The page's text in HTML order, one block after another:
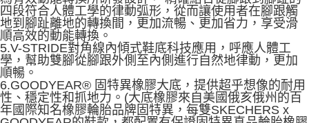
四段符合人體工學的律動弧形，從而讓使用者在腳跟觸
地到腳趾離地的轉換間，更加流暢、更加省力，享受滑
順高效的動能轉換。
5.V-STRIDE對角線內傾式鞋底科技應用，呼應人體工
學，幫助雙腳從腳跟外側至內側進行自然地律動，更加
順暢。
6.GOODYEAR® 固特異橡膠大底，提供超乎想像的耐用
性、穩定性和抓地力。(大底橡膠來自美國俄亥俄州的百
年國際知名橡膠輪胎品牌固特異，每雙SKECHERS x